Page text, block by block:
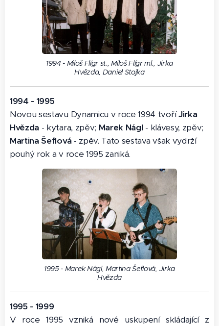
1994 - Miloš Flígr st., Miloš Flígr ml., Jirka
Hvězda, Daniel Stojka
1994 - 1995
Novou sestavu Dynamicu v roce 1994 tvoříJirka
Hvězda - kytara, zpěv; Marek Nágl - klávesy, zpěv;
Martina Šeflová - zpěv. Tato sestava však vydrží
pouhý rok a v roce 1995 zaniká.
1995 - Marek Nágl, Martina Šeflová, Jirka
Hvězda
1995 - 1999
V roce 1995 vzniká nové uskupení skládající z